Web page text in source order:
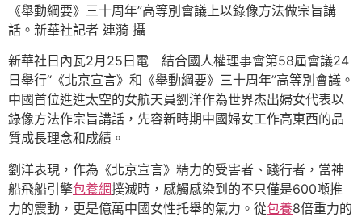
《舉動綱要》三十周年”高等別會議上以錄像方法做宗旨講
話。新華社記者 連漪 攝
新華社日內瓦2月25日電 結合國人權理事會第58屆會議24
日舉行“《北京宣言》和《舉動綱要》三十周年”高等別會議。
中國首位進進太空的女航天員劉洋作為世界杰出婦女代表以
錄像方法作宗旨講話，先容新時期中國婦女工作高東西的品
質成長理念和成績。
劉洋表現，作為《北京宣言》精力的受害者、踐行者，當神
船飛船引擎包養網撲滅時，感觸感染到的不只僅是600噸推
力的震動，更是億萬中國女性托舉的氣力。從包養8倍重力的